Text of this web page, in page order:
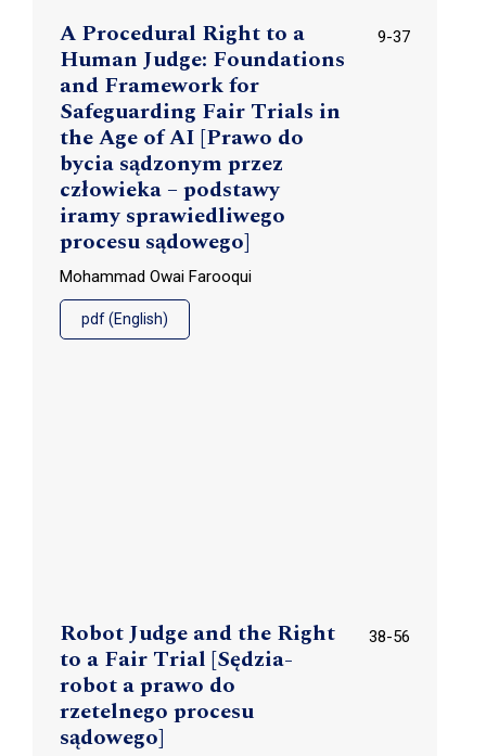
A Procedural Right to a
Human Judge: Foundations
and Framework for
Safeguarding Fair Trials in
the Age of AI [Prawo do
bycia sądzonym przez
człowieka – podstawy
iramy sprawiedliwego
procesu sądowego]
9-37
Mohammad Owai Farooqui
pdf (English)
Robot Judge and the Right
to a Fair Trial [Sędzia-
robot a prawo do
rzetelnego procesu
sądowego]
38-56